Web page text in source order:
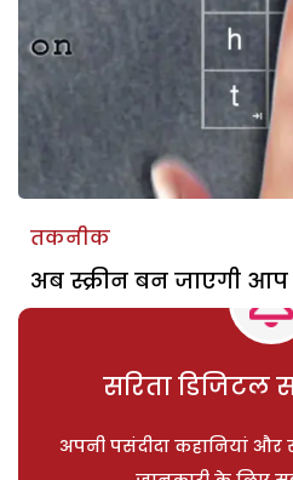
तकनीक
अब स्क्रीन बन जाएगी आप
सरिता डिजिटल
अपनी पसंदीदा कहानियां और